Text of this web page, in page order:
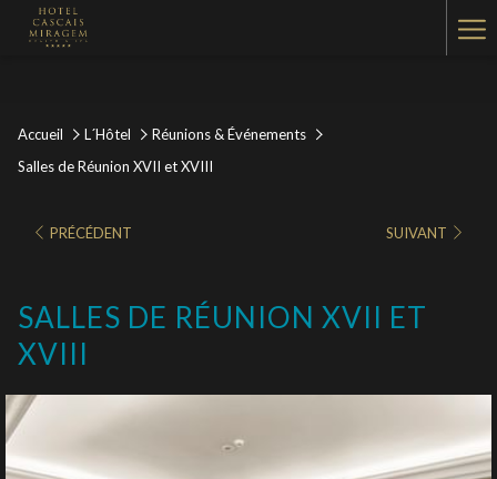
Accueil L´Hôtel
Réunions & Événements
Salles de Réunion XVII et XVIII
PRÉCÉDENT SUIVANT
SALLES DE RÉUNION XVII ET
XVIII